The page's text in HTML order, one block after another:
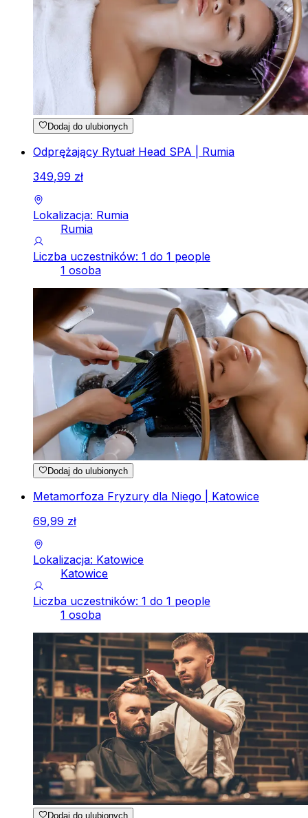
Dodaj do ulubionych
Odprężający Rytuał Head SPA | Rumia
349,99 zł
Lokalizacja: Rumia
Rumia
Liczba uczestników: 1 do 1 people
1 osoba
Dodaj do ulubionych
Metamorfoza Fryzury dla Niego | Katowice
69,99 zł
Lokalizacja: Katowice
Katowice
Liczba uczestników: 1 do 1 people
1 osoba
Dodaj do ulubionych